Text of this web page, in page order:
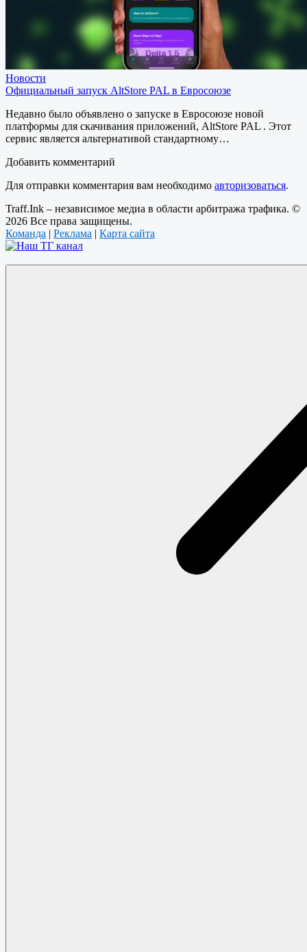
Новости
Официальный запуск AltStore PAL в Евросоюзе
Недавно было объявлено о запуске в Евросоюзе новой
платформы для скачивания приложений, AltStore PAL . Этот
сервис является альтернативой стандартному…
Добавить комментарий
Для отправки комментария вам необходимо авторизоваться.
Traff.Ink – независимое медиа в области арбитража трафика. ©
2026 Все права защищены.
Команда | Реклама | Карта сайта